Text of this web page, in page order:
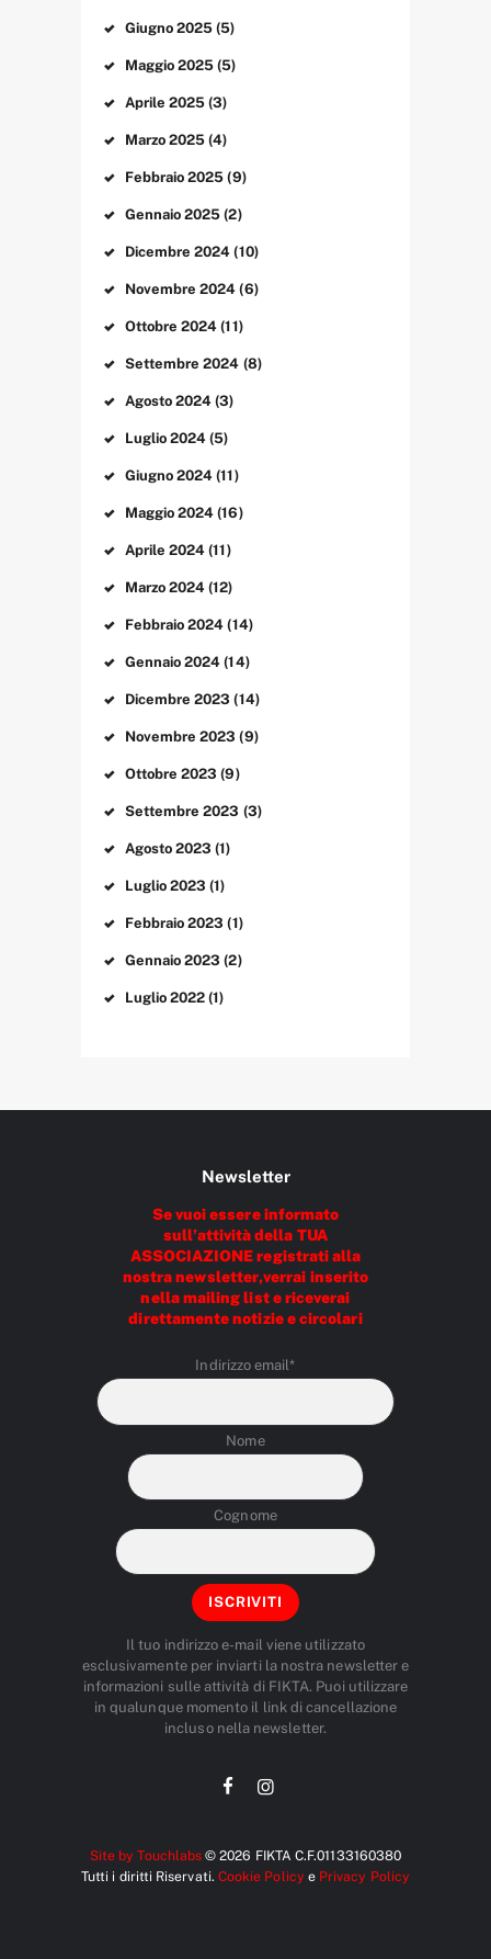
Giugno 2025 (5)
Maggio 2025 (5)
Aprile 2025 (3)
Marzo 2025 (4)
Febbraio2025 (9)
Gennaio2025 (2)
Dicembre2024 (10)
Novembre2024 (6)
Ottobre2024 (11)
Settembre2024 (8)
Agosto 2024 (3)
Luglio 2024 (5)
Giugno 2024 (11)
Maggio 2024 (16)
Aprile 2024 (11)
Marzo 2024 (12)
Febbraio2024 (14)
Gennaio2024 (14)
Dicembre2023 (14)
Novembre2023 (9)
Ottobre2023 (9)
Settembre2023 (3)
Agosto 2023 (1)
Luglio 2023 (1)
Febbraio2023 (1)
Gennaio2023 (2)
Luglio 2022 (1)
Newsletter
Se vuoi essere informato
sull’attività della TUA
ASSOCIAZIONE registrati alla
nostra newsletter,verrai inserito
nella mailing list e riceverai
direttamente notizie e circolari
Indirizzo email*
Nome
Cognome
Il tuo indirizzo e-mail viene utilizzato
esclusivamente per inviarti la nostra newsletter e
informazioni sulle attività di FIKTA. Puoi utilizzare
in qualunque momento il link di cancellazione
incluso nella newsletter.
Site by Touchlabs © 2026 FIKTA C.F.01133160380
Tutti i diritti Riservati. Cookie Policy e Privacy Policy